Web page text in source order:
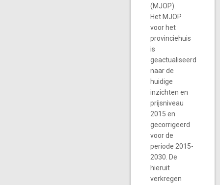
(MJOP).
Het MJOP
voor het
provinciehuis
is
geactualiseerd
naar de
huidige
inzichten en
prijsniveau
2015 en
gecorrigeerd
voor de
periode 2015-
2030. De
hieruit
verkregen